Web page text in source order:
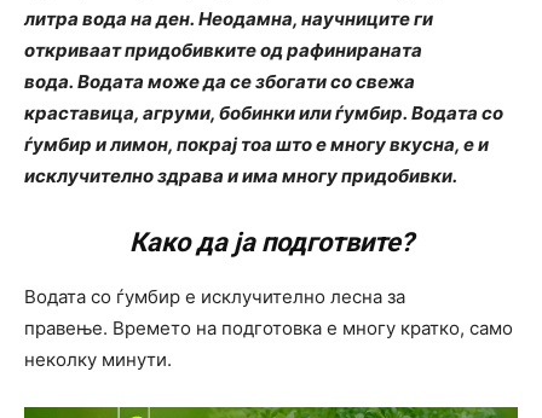
литра вода на ден. Неодамна, научниците ги
откриваат придобивките од рафинираната
вода. Водата може да се збогати со свежа
краставица, агруми, бобинки или ѓумбир. Водата со
ѓумбир и лимон, покрај тоа што е многу вкусна, е и
исклучително здрава и има многу придобивки.
Како да ја подготвите?
Водата со ѓумбир е исклучително лесна за
правење. Времето на подготовка е многу кратко, само
неколку минути.